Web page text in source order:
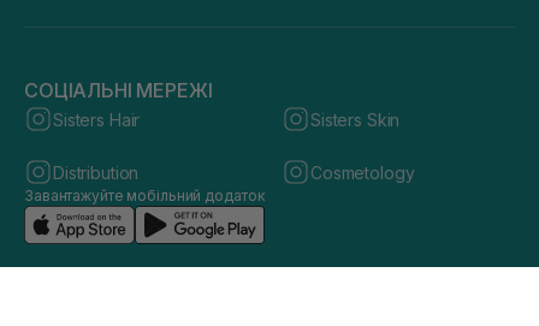
СОЦІАЛЬНІ МЕРЕЖІ
Sisters Hair Sisters Skin
Distribution Cosmetology
Завантажуйте мобільний додаток